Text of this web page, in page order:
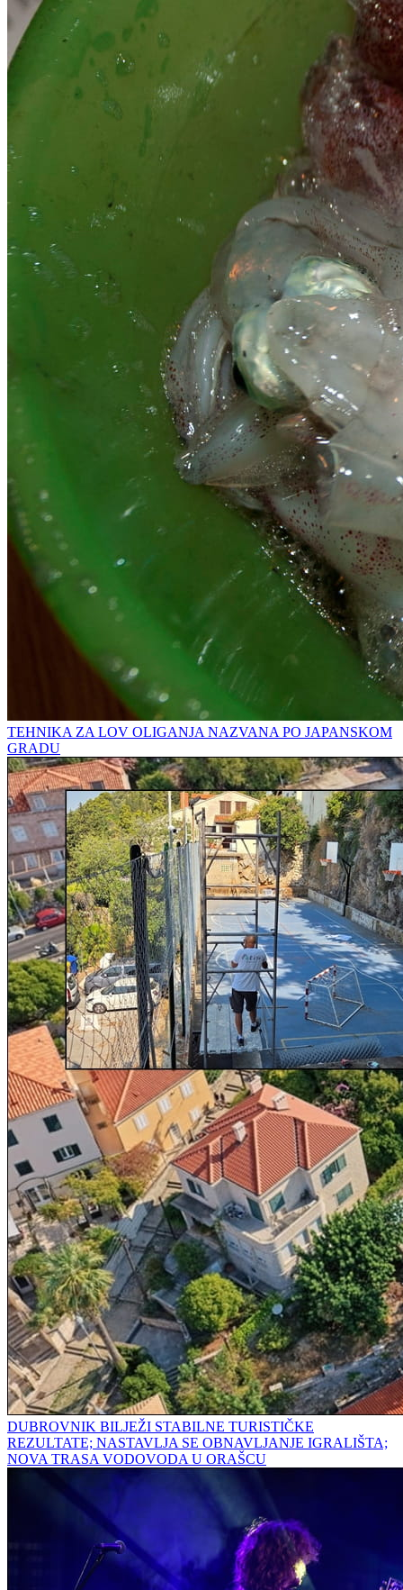
TEHNIKA ZA LOV OLIGANJA NAZVANA PO JAPANSKOM
GRADU
DUBROVNIK BILJEŽI STABILNE TURISTIČKE
REZULTATE; NASTAVLJA SE OBNAVLJANJE IGRALIŠTA;
NOVA TRASA VODOVODA U ORAŠCU